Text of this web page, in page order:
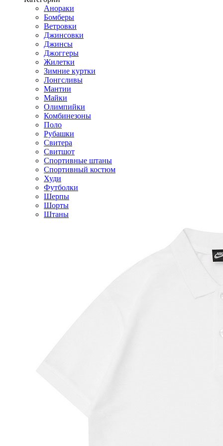
Анораки
Бомберы
Ветровки
Джинсовки
Джинсы
Джоггеры
Жилетки
Зимние куртки
Лонгсливы
Мантии
Майки
Олимпийки
Комбинезоны
Поло
Рубашки
Свитера
Свитшот
Спортивные штаны
Спортивный костюм
Худи
Футболки
Шерпы
Шорты
Штаны